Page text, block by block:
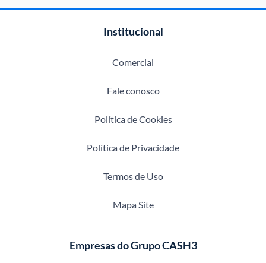
Institucional
Comercial
Fale conosco
Política de Cookies
Política de Privacidade
Termos de Uso
Mapa Site
Empresas do Grupo CASH3